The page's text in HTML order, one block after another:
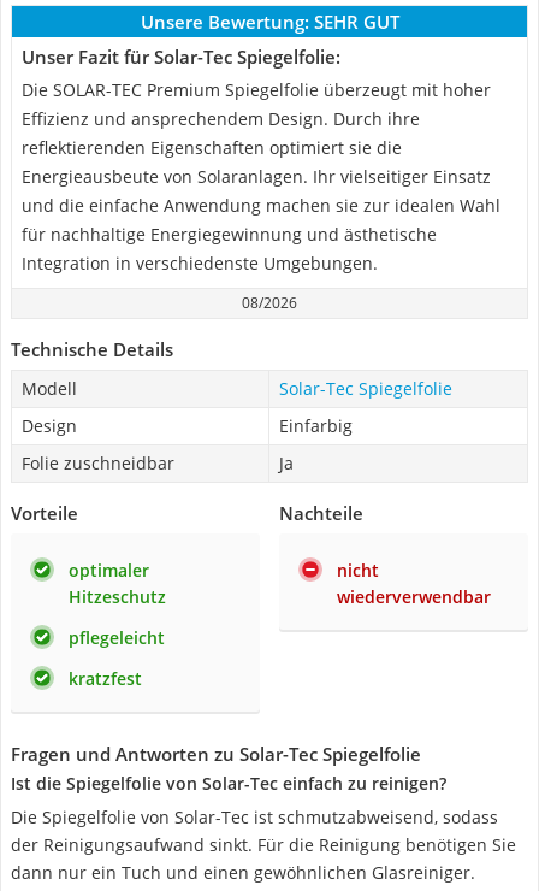
Unsere Bewertung: SEHR GUT
Unser Fazit für Solar-Tec Spiegelfolie:
Die SOLAR-TEC Premium Spiegelfolie überzeugt mit hoher
Effizienz und ansprechendem Design. Durch ihre
reflektierenden Eigenschaften optimiert sie die
Energieausbeute von Solaranlagen. Ihr vielseitiger Einsatz
und die einfache Anwendung machen sie zur idealen Wahl
für nachhaltige Energiegewinnung und ästhetische
Integration in verschiedenste Umgebungen.
08/2026
Technische Details
Modell
Solar-Tec Spiegelfolie
Design
Einfarbig
Folie zuschneidbar
Ja
Vorteile
optimaler
Hitzeschutz
pflegeleicht
kratzfest
Nachteile
nicht
wiederverwendbar
Fragen und Antworten zu Solar-Tec Spiegelfolie
Ist die Spiegelfolie von Solar-Tec einfach zu reinigen?
Die Spiegelfolie von Solar-Tec ist schmutzabweisend, sodass
der Reinigungsaufwand sinkt. Für die Reinigung benötigen Sie
dann nur ein Tuch und einen gewöhnlichen Glasreiniger.